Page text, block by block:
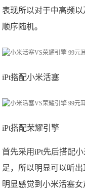
表现所以对于中高频
顺序随机。
iPt搭配小米活塞
iPt搭配荣耀引擎
首先采用iPt先后搭配
足，所以明显可以听
明显感觉到小米活塞